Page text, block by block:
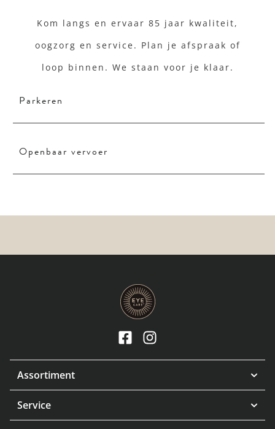
Kom langs en ervaar 85 jaar kwaliteit,
oogzorg en service. Plan je afspraak of
loop binnen. We staan voor je klaar.
Parkeren
Openbaar vervoer
Assortiment
Service